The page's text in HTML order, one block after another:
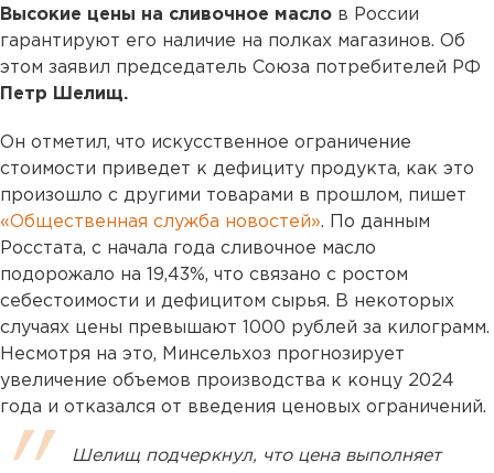
Высокие цены на сливочное масло в России
гарантируют его наличие на полках магазинов. Об
этом заявил председатель Союза потребителей РФ
Петр Шелищ.
Он отметил, что искусственное ограничение
стоимости приведет к дефициту продукта, как это
произошло с другими товарами в прошлом, пишет
«Общественная служба новостей». По данным
Росстата, с начала года сливочное масло
подорожало на 19,43%, что связано с ростом
себестоимости и дефицитом сырья. В некоторых
случаях цены превышают 1000 рублей за килограмм.
Несмотря на это, Минсельхоз прогнозирует
увеличение объемов производства к концу 2024
года и отказался от введения ценовых ограничений.
Шелищ подчеркнул, что цена выполняет